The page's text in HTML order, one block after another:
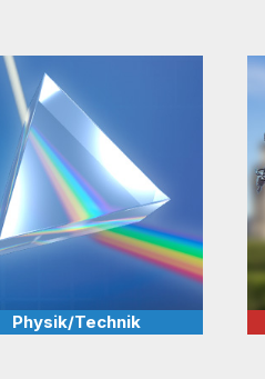
Physik/­Technik